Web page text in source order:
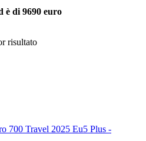
è di 9690 euro
risultato